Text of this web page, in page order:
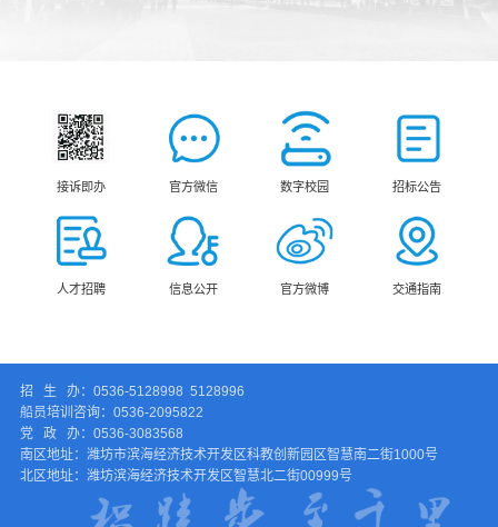
接诉即办 官方微信 数字校园 招标公告
人才招聘 信息公开 官方微博 交通指南
招 生 办：0536-5128998 5128996
船员培训咨询：0536-2095822
党 政 办：0536-3083568
南区地址：潍坊市滨海经济技术开发区科教创新园区智慧南二街1000号
北区地址：潍坊滨海经济技术开发区智慧北二街00999号